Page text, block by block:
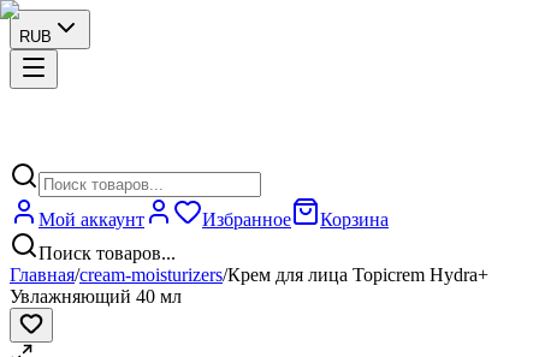
RUB
Мой аккаунт Избранное
Корзина
Поиск товаров...
Главная/cream-moisturizers/Крем для лица Topicrem Hydra+
Увлажняющий 40 мл